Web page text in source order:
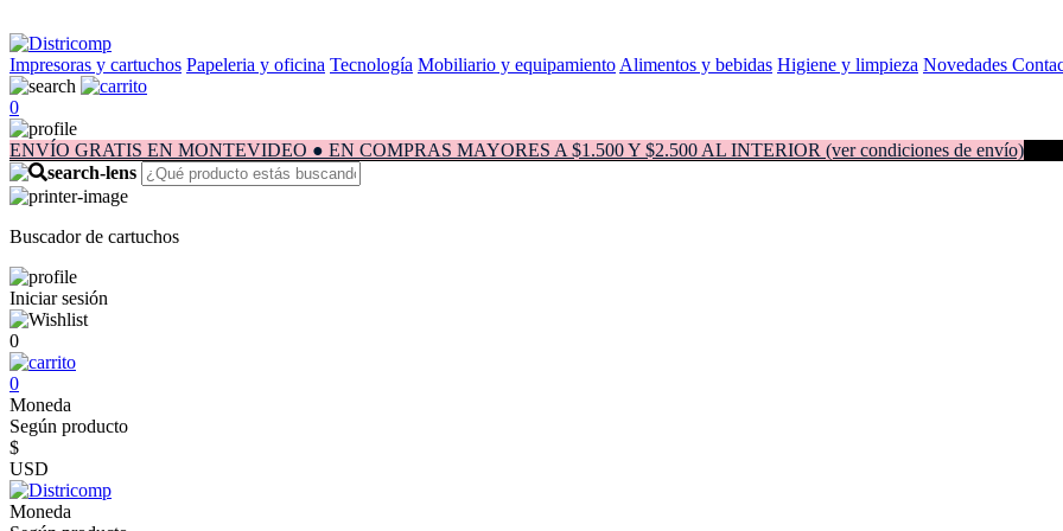
Impresoras y cartuchos Papeleria y oficina Tecnología Mobiliario y equipamiento Alimentos y bebidas Higiene y limpieza Novedades
0
ENVÍO GRATIS EN MONTEVIDEO ● EN COMPRAS MAYORES A $1.500 Y $2.500 AL INTERIOR (ver condiciones de envío)
Buscador de cartuchos
Iniciar sesión
0
0
Moneda
Según producto
$
USD
Moneda